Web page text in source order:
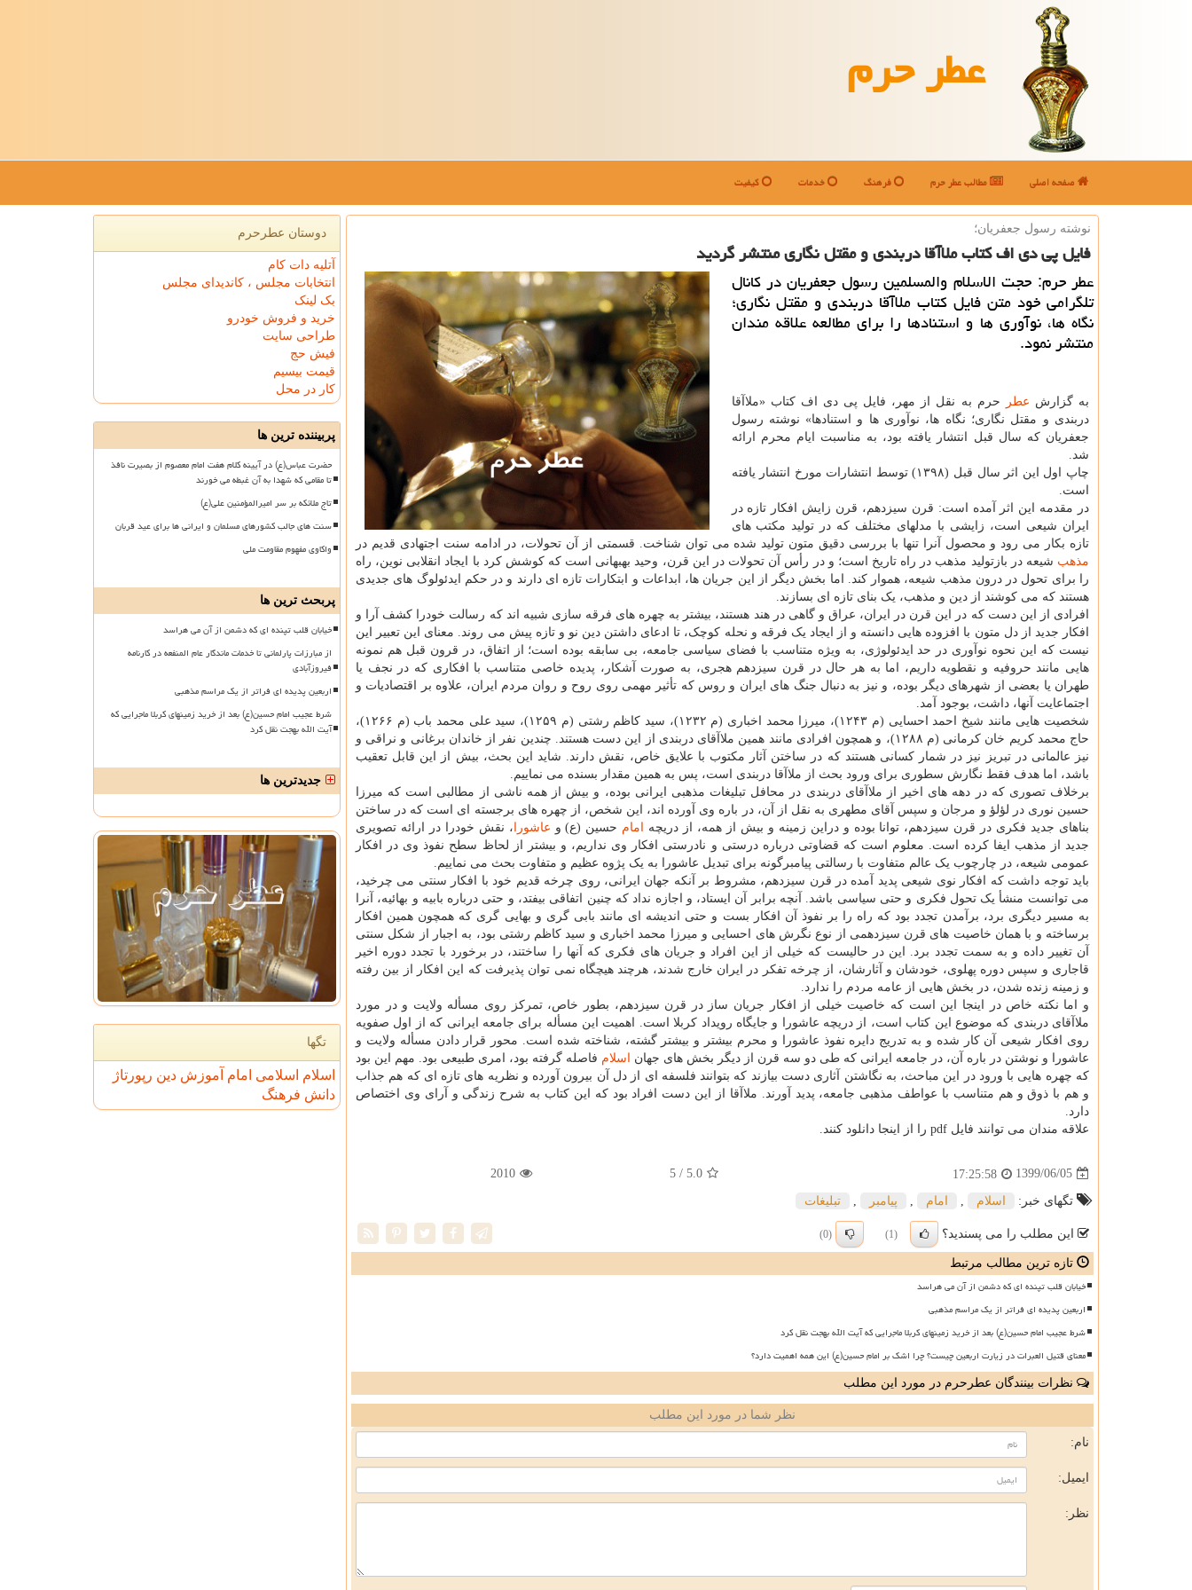
عطر حرم
صفحه اصلی مطالب عطر حرم فرهنگ خدمات کیفیت
نوشته رسول جعفریان؛
فایل پی دی اف كتاب ملاآقا دربندی و مقتل نگاری منتشر گردید
عطر حرم: حجت الاسلام والمسلمین رسول جعفریان در كانال
تلگرامی خود متن فایل كتاب ملاآقا دربندی و مقتل نگاری؛
نگاه ها، نوآوری ها و استنادها را برای مطالعه علاقه مندان
منتشر نمود.
به گزارش عطر
حرم به نقل از مهر، فایل پی دی اف کتاب «ملاآقا
دربندی و مقتل نگاری؛ نگاه ها، نوآوری ها و استنادها» نوشته رسول
جعفریان که سال قبل انتشار یافته بود، به مناسبت ایام محرم ارائه
شد.
چاپ اول این اثر سال قبل (۱۳۹۸) توسط انتشارات مورخ انتشار یافته
است.
در مقدمه این اثر آمده است: قرن سیزدهم، قرن زایش افکار تازه در
ایران شیعی است، زایشی با مدلهای مختلف که در تولید مکتب های
تازه بکار می رود و محصول آنرا تنها با بررسی دقیق متون تولید شده می توان شناخت. قسمتی از آن تحولات، در ادامه سنت اجتهادی قدیم در
مذهب شیعه در بازتولید مذهب در راه تاریخ است؛ و در رأس آن تحولات در این قرن، وحید بهبهانی است که کوشش کرد با ایجاد انقلابی نوین، راه
را برای تحول در درون مذهب شیعه، هموار کند. اما بخش دیگر از این جریان ها، ابداعات و ابتکارات تازه ای دارند و در حکم ایدئولوگ های جدیدی
هستند که می کوشند از دین و مذهب، یک بنای تازه ای بسازند.
افرادی از این دست که در این قرن در ایران، عراق و گاهی در هند هستند، بیشتر به چهره های فرقه سازی شبیه اند که رسالت خودرا کشف آرا و
افکار جدید از دل متون با افزوده هایی دانسته و از ایجاد یک فرقه و نحله کوچک، تا ادعای داشتن دین نو و تازه پیش می روند. معنای این تعبیر این
نیست که این نحوه نوآوری در حد ایدئولوژی، به ویژه متناسب با فضای سیاسی جامعه، بی سابقه بوده است؛ از اتفاق، در قرون قبل هم نمونه
هایی مانند حروفیه و نقطویه داریم، اما به هر حال در قرن سیزدهم هجری، به صورت آشکار، پدیده خاصی متناسب با افکاری که در نجف یا
طهران یا بعضی از شهرهای دیگر بوده، و نیز به دنبال جنگ های ایران و روس که تأثیر مهمی روی روح و روان مردم ایران، علاوه بر اقتصادیات و
اجتماعایت آنها، داشت، بوجود آمد.
شخصیت هایی مانند شیخ احمد احسایی (م ۱۲۴۳)، میرزا محمد اخباری (م ۱۲۳۲)، سید کاظم رشتی (م ۱۲۵۹)، سید علی محمد باب (م ۱۲۶۶)،
حاج محمد کریم خان کرمانی (م ۱۲۸۸)، و همچون افرادی مانند همین ملاآقای دربندی از این دست هستند. چندین نفر از خاندان برغانی و نراقی و
نیز عالمانی در تبریز نیز در شمار کسانی هستند که در ساختن آثار مکتوب با علایق خاص، نقش دارند. شاید این بحث، بیش از این قابل تعقیب
باشد، اما هدف فقط نگارش سطوری برای ورود بحث از ملاآقا دربندی است، پس به همین مقدار بسنده می نماییم.
برخلاف تصوری که در دهه های اخیر از ملاآقای دربندی در محافل تبلیغات مذهبی ایرانی بوده، و بیش از همه ناشی از مطالبی است که میرزا
حسین نوری در لؤلؤ و مرجان و سپس آقای مطهری به نقل از آن، در باره وی آورده اند، این شخص، از چهره های برجسته ای است که در ساختن
بناهای جدید فکری در قرن سیزدهم، توانا بوده و دراین زمینه و بیش از همه، از دریچه
امام حسین (ع) و عاشورا ، نقش خودرا در ارائه تصویری
جدید از مذهب ایفا کرده است. معلوم است که قضاوتی درباره درستی و نادرستی افکار وی نداریم، و بیشتر از لحاظ سطح نفوذ وی در افکار
عمومی شیعه، در چارچوب یک عالم متفاوت با رسالتی پیامبرگونه برای تبدیل عاشورا به یک پژوه عظیم و متفاوت بحث می نماییم.
باید توجه داشت که افکار نوی شیعی پدید آمده در قرن سیزدهم، مشروط بر آنکه جهان ایرانی، روی چرخه قدیم خود با افکار سنتی می چرخید،
می توانست منشأ یک تحول فکری و حتی سیاسی باشد. آنچه برابر آن ایستاد، و اجازه نداد که چنین اتفاقی بیفتد، و حتی درباره بابیه و بهائیه، آنرا
به مسیر دیگری برد، برآمدن تجدد بود که راه را بر نفوذ آن افکار بست و حتی اندیشه ای مانند بابی گری و بهایی گری که همچون همین افکار
برساخته و با همان خاصیت های قرن سیزدهمی از نوع نگرش های احسایی و میرزا محمد اخباری و سید کاظم رشتی بود، به اجبار از شکل سنتی
آن تغییر داده و به سمت تجدد برد. این در حالیست که خیلی از این افراد و جریان های فکری که آنها را ساختند، در برخورد با تجدد دوره اخیر
قاجاری و سپس دوره پهلوی، خودشان و آثارشان، از چرخه تفکر در ایران خارج شدند، هرچند هیچگاه نمی توان پذیرفت که این افکار از بین رفته
و زمینه زنده شدن، در بخش هایی از عامه مردم را ندارد.
و اما نکته خاص در اینجا این است که خاصیت خیلی از افکار جریان ساز در قرن سیزدهم، بطور خاص، تمرکز روی مسأله ولایت و در مورد
ملاآقای دربندی که موضوع این کتاب است، از دریچه عاشورا و جایگاه رویداد کربلا است. اهمیت این مسأله برای جامعه ایرانی که از اول صفویه
روی افکار شیعی آن کار شده و به تدریج دایره نفوذ عاشورا و محرم بیشتر و بیشتر گشته، شناخته شده است. محور قرار دادن مسأله ولایت و
عاشورا و نوشتن در باره آن، در جامعه ایرانی که طی دو سه قرن از دیگر بخش های جهان
اسلام فاصله گرفته بود، امری طبیعی بود. مهم این بود
که چهره هایی با ورود در این مباحث، به نگاشتن آثاری دست بیازند که بتوانند فلسفه ای از دل آن بیرون آورده و نظریه های تازه ای که هم جذاب
و هم با ذوق و هم متناسب با عواطف مذهبی جامعه، پدید آورند. ملاآقا از این دست افراد بود که این کتاب به شرح زندگی و آرای وی اختصاص
دارد.
علاقه مندان می توانند فایل pdf را از اینجا دانلود کنند.
1399/06/05
17:25:58
5.0
/ 5
2010
تگهای خبر: اسلام امام پیامبر تبلیغات
این مطلب را می پسندید؟ (1)
(0)
تازه ترین مطالب مرتبط
خیابان قلب تپنده ای که دشمن از آن می هراسد
اربعین پدیده ای فراتر از یک مراسم مذهبی
شرط عجیب امام حسین(ع) بعد از خرید زمینهای کربلا ماجرایی که آیت الله بهجت نقل کرد
معنای قتیل العبرات در زیارت اربعین چیست؟ چرا اشک بر امام حسین(ع) این همه اهمیت دارد؟
نظرات بینندگان عطرحرم در مورد این مطلب
نظر شما در مورد این مطلب
نام:
ایمیل:
نظر:
دوستان عطرحرم
آتلیه دات کام
انتخابات مجلس ، کاندیدای مجلس
بک لینک
خرید و فروش خودرو
طراحی سایت
فیش حج
قیمت بیسیم
کار در محل
پربیننده ترین ها
حضرت عباس(ع) در آیینه کلام هفت امام معصوم از بصیرت نافذ
تا مقامی که شهدا به آن غبطه می خورند
تاج ملائکه بر سر امیرالمؤمنین علی(ع)
سنت های جالب کشورهای مسلمان و ایرانی ها برای عید قربان
واکاوی مفهوم مقاومت ملی
پربحث ترین ها
خیابان قلب تپنده ای که دشمن از آن می هراسد
از مبارزات پارلمانی تا خدمات ماندگار عام المنفعه در کارنامه
فیروزآبادی
اربعین پدیده ای فراتر از یک مراسم مذهبی
شرط عجیب امام حسین(ع) بعد از خرید زمینهای کربلا ماجرایی که
آیت الله بهجت نقل کرد
جدیدترین ها
تگها
اسلام اسلامی امام آموزش دین رپورتاژ
دانش فرهنگ